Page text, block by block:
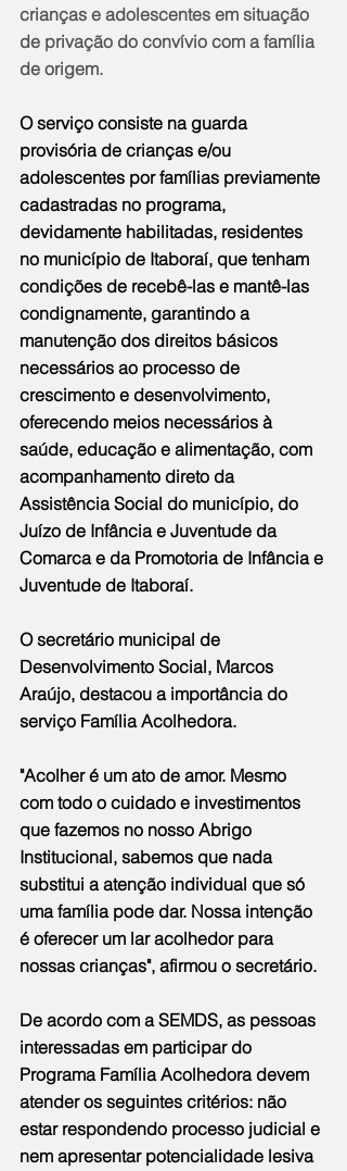
crianças e adolescentes em situação
de privação do convívio com a família
de origem.
O serviço consiste na guarda
provisória de crianças e/ou
adolescentes por famílias previamente
cadastradas no programa,
devidamente habilitadas, residentes
no município de Itaboraí, que tenham
condições de recebê-las e mantê-las
condignamente, garantindo a
manutenção dos direitos básicos
necessários ao processo de
crescimento e desenvolvimento,
oferecendo meios necessários à
saúde, educação e alimentação, com
acompanhamento direto da
Assistência Social do município, do
Juízo de Infância e Juventude da
Comarca e da Promotoria de Infância e
Juventude de Itaboraí.
O secretário municipal de
Desenvolvimento Social, Marcos
Araújo, destacou a importância do
serviço Família Acolhedora.
"Acolher é um ato de amor. Mesmo
com todo o cuidado e investimentos
que fazemos no nosso Abrigo
Institucional, sabemos que nada
substitui a atenção individual que só
uma família pode dar. Nossa intenção
é oferecer um lar acolhedor para
nossas crianças", afirmou o secretário.
De acordo com a SEMDS, as pessoas
interessadas em participar do
Programa Família Acolhedora devem
atender os seguintes critérios: não
estar respondendo processo judicial e
nem apresentar potencialidade lesiva